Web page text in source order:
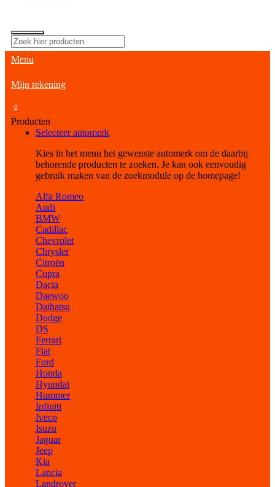
Menu
Mijn rekening
0
Producten
Selecteer automerk
Kies in het menu het gewenste automerk om de daarbij
behorende producten te zoeken. Je kan ook eenvoudig
gebruik maken van de zoekmodule op de homepage!
Alfa Romeo
Audi
BMW
Cadillac
Chevrolet
Chrysler
Citroën
Cupra
Dacia
Daewoo
Daihatsu
Dodge
DS
Ferrari
Fiat
Ford
Honda
Hyundai
Hummer
Infiniti
Iveco
Isuzu
Jaguar
Jeep
Kia
Lancia
Landrover